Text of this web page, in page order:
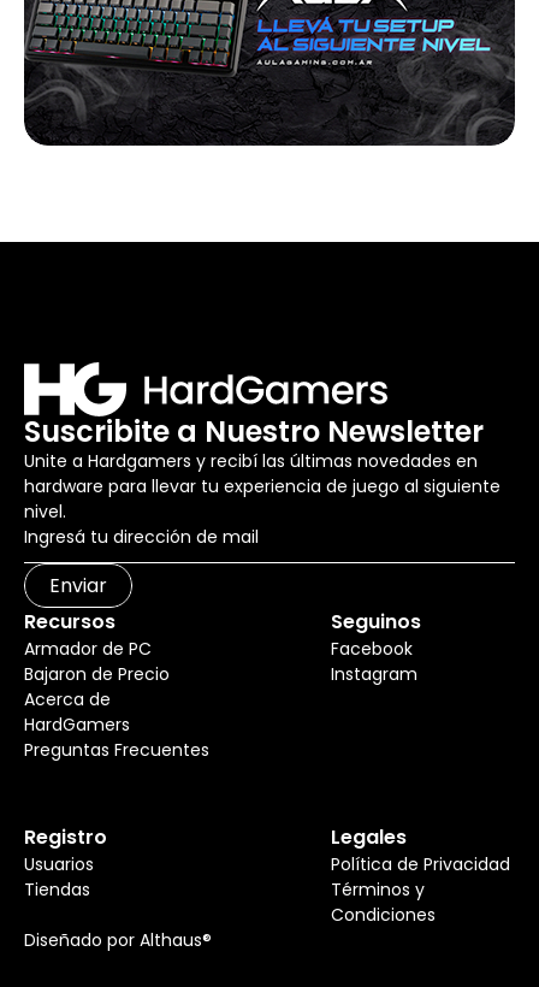
Suscribite a Nuestro Newsletter
Unite a Hardgamers y recibí las últimas novedades en
hardware para llevar tu experiencia de juego al siguiente
nivel.
Enviar
Recursos
Armador de PC
Bajaron de Precio
Acerca de
HardGamers
Preguntas Frecuentes
Seguinos
Facebook
Instagram
Registro
Usuarios
Tiendas
Legales
Política de Privacidad
Términos y
Condiciones
Diseñado por Althaus®